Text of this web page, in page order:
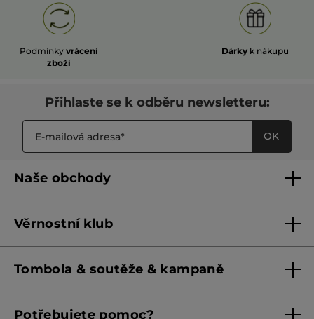
Podmínky vrácení
zboží
Dárky k nákupu
Přihlaste se k odběru newsletteru:
OK
Naše obchody
Franšízing
Věrnostní klub
Pravidla věrnostního klubu od 1. 6. 2026
Tombola & soutěže & kampaně
Potřebujete pomoc?